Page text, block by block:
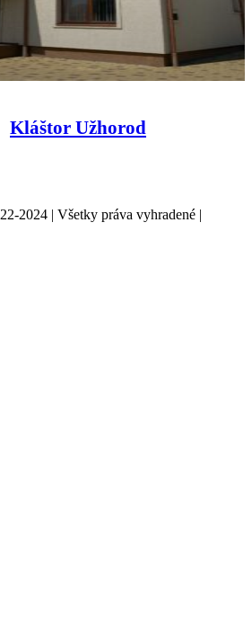
Kláštor Užhorod
2024 | Všetky práva vyhradené |